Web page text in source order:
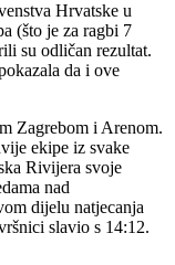
Hrvatske u
(što je za ragbi 7
su odličan rezultat.
da i ove
Zagrebom i Arenom.
ekipe iz svake
Rivijera svoje
nad
dijelu natjecanja
slavio s 14:12.